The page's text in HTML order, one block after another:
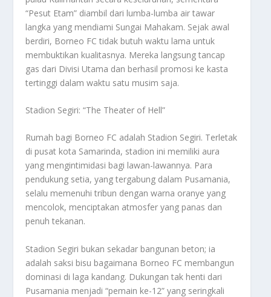
“Pesut Etam” diambil dari lumba-lumba air tawar
langka yang mendiami Sungai Mahakam. Sejak awal
berdiri, Borneo FC tidak butuh waktu lama untuk
membuktikan kualitasnya. Mereka langsung tancap
gas dari Divisi Utama dan berhasil promosi ke kasta
tertinggi dalam waktu satu musim saja.
Stadion Segiri: “The Theater of Hell”
Rumah bagi Borneo FC adalah Stadion Segiri. Terletak
di pusat kota Samarinda, stadion ini memiliki aura
yang mengintimidasi bagi lawan-lawannya. Para
pendukung setia, yang tergabung dalam Pusamania,
selalu memenuhi tribun dengan warna oranye yang
mencolok, menciptakan atmosfer yang panas dan
penuh tekanan.
Stadion Segiri bukan sekadar bangunan beton; ia
adalah saksi bisu bagaimana Borneo FC membangun
dominasi di laga kandang. Dukungan tak henti dari
Pusamania menjadi “pemain ke-12” yang seringkali